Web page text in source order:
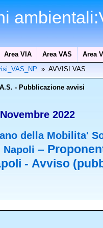
Area VIA Area VAS
Area
» AVVISI VAS
- Pubblicazione avvisi
Novembre 2022
della Mobilita'
Napoli –
- Avviso